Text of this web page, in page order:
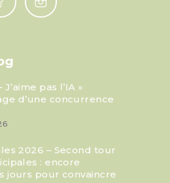
J’aime pas l’IA »
d’une concurrence
2026 – Second tour
: encore
jours pour convaincre